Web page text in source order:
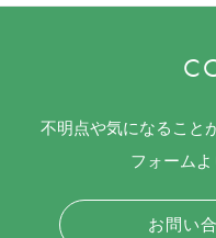
不明点や気になること
フォームよ
お問い